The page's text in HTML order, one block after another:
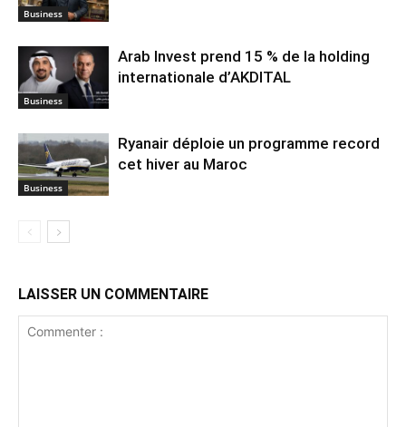
Business
Business
Arab Invest prend 15 % de la holding
internationale d’AKDITAL
Business
Ryanair déploie un programme record
cet hiver au Maroc
LAISSER UN COMMENTAIRE